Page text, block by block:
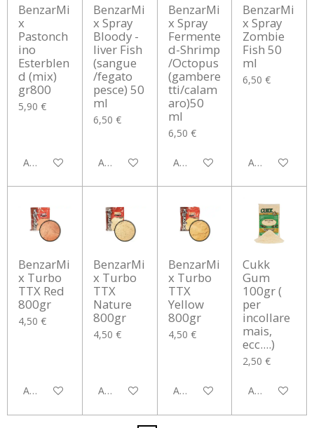
BenzarMi
x
Pastonch
ino
Esterblen
d (mix)
gr800
5,90 €
Aggiungi al carrello
BenzarMi
x Spray
Bloody -
liver Fish
(sangue
/fegato
pesce) 50
ml
6,50 €
Aggiungi al carrello
BenzarMi
x Spray
Fermente
d-Shrimp
/Octopus
(gambere
tti/calam
aro)50
ml
6,50 €
Aggiungi al carrello
BenzarMi
x Spray
Zombie
Fish 50
ml
6,50 €
Aggiungi al
BenzarMi
x Turbo
TTX Red
800gr
4,50 €
Aggiungi al carrello
BenzarMi
x Turbo
TTX
Nature
800gr
4,50 €
Aggiungi al carrello
BenzarMi
x Turbo
TTX
Yellow
800gr
4,50 €
Aggiungi al carrello
Cukk
Gum
100gr (
per
incollare
mais,
ecc....)
2,50 €
Aggiungi al